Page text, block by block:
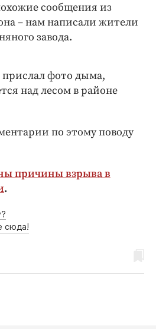
сообщения из
– нам написали жители
завода.
фото дыма,
над лесом в районе
по этому поводу
причины взрыва в
.
сюда!